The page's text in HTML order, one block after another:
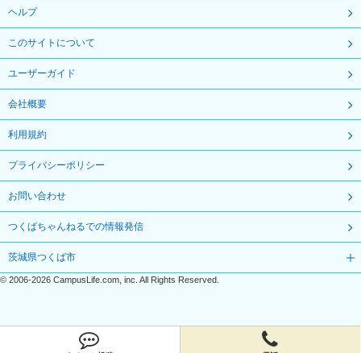
ヘルプ
このサイトについて
ユーザーガイド
会社概要
利用規約
プライバシーポリシー
お問い合わせ
つくばちゃんねるでの情報発信
茨城県つくば市
© 2006-2026 CampusLife.com, inc. All Rights Reserved.